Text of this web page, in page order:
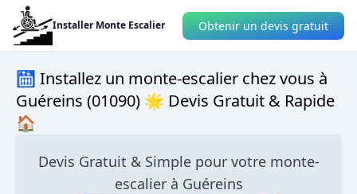
Installer Monte Escalier Obtenir un devis gratuit
🛗 Installez un monte-escalier chez vous à
Guéreins (01090) 🌟 Devis Gratuit & Rapide
🏠
Devis Gratuit & Simple pour votre monte-
escalier à Guéreins